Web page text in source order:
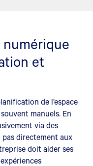
et
de l’espace
manuels. En
via des
pas directement aux
doit aider ses